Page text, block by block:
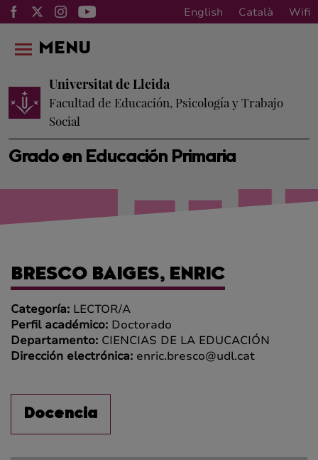
English Català Wifi
Grado en Educación Primaria
Universitat de Lleida
Facultad de Educación, Psicología y Trabajo
Social
MENU
BRESCO BAIGES, ENRIC
Categoría: LECTOR/A
Perfil académico: Doctorado
Departamento: CIENCIAS DE LA EDUCACIÓN
Dirección electrónica: enric.bresco@udl.cat
Docencia